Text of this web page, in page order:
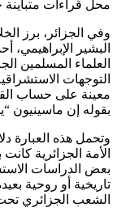
محل قراءات متباينة
وفي الجزائر، برز
البشير الإبراهيمي،
العلماء المسلمين
التوجهات
معينة على حساب
بقوله إن ماسينيون
وتحمل هذه العبارة
الأمة الجزائرية
بعض الدراسات
تاريخية أو روحية
الشعب الجزائري